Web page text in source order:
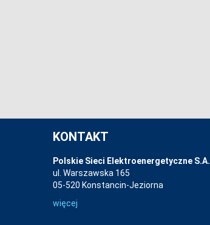
KONTAKT
Polskie Sieci Elektroenergetyczne S.A.
ul. Warszawska 165
05-520 Konstancin-Jeziorna
więcej